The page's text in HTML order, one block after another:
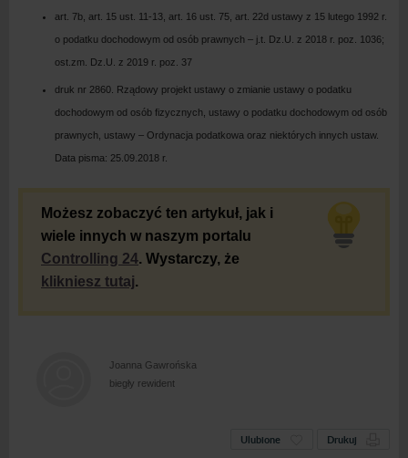
art. 7b, art. 15 ust. 11-13, art. 16 ust. 75, art. 22d ustawy z 15 lutego 1992 r.
o podatku dochodowym od osób prawnych – j.t. Dz.U. z 2018 r. poz. 1036;
ost.zm. Dz.U. z 2019 r. poz. 37
druk nr 2860. Rządowy projekt ustawy o zmianie ustawy o podatku
dochodowym od osób fizycznych, ustawy o podatku dochodowym od osób
prawnych, ustawy – Ordynacja podatkowa oraz niektórych innych ustaw.
Data pisma: 25.09.2018 r.
Możesz zobaczyć ten artykuł, jak i
wiele innych w naszym portalu
Controlling 24. Wystarczy, że
klikniesz tutaj.
Joanna Gawrońska
biegły rewident
Ulubione Drukuj